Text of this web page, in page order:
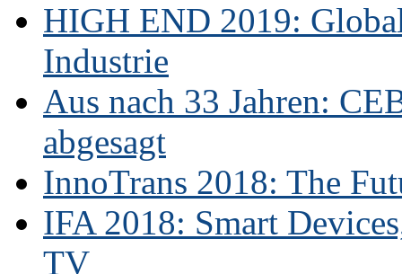
HIGH END 2019:
Industrie
Aus nach 33 Jahren:
abgesagt
InnoTrans 2018: The
IFA 2018: Smart
TV